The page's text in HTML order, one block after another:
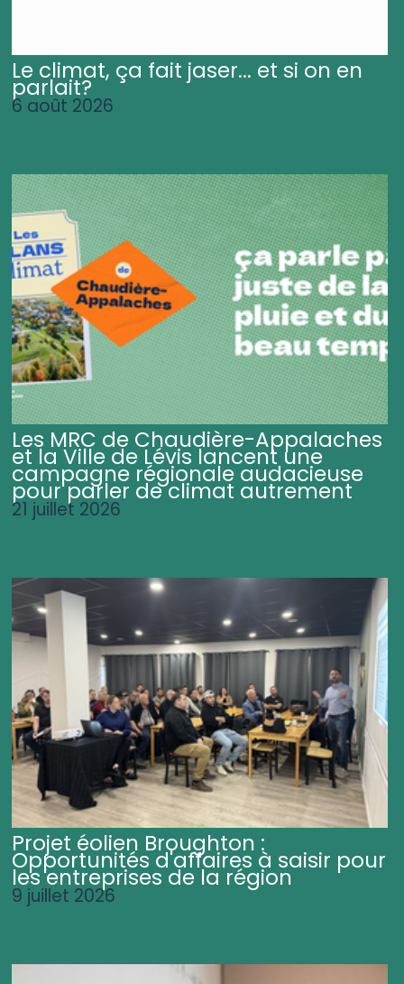
Le climat, ça fait jaser... et si on en
parlait?
6 août 2026
Les MRC de Chaudière-Appalaches
et la Ville de Lévis lancent une
campagne régionale audacieuse
pour parler de climat autrement
21 juillet 2026
Projet éolien Broughton :
Opportunités d'affaires à saisir pour
les entreprises de la région
9 juillet 2026